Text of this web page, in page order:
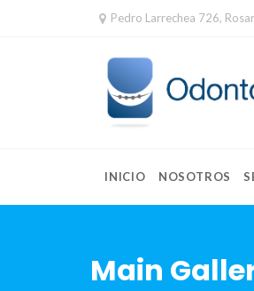
Pedro Larrechea 726,
INICIO NOSOTROS
Main